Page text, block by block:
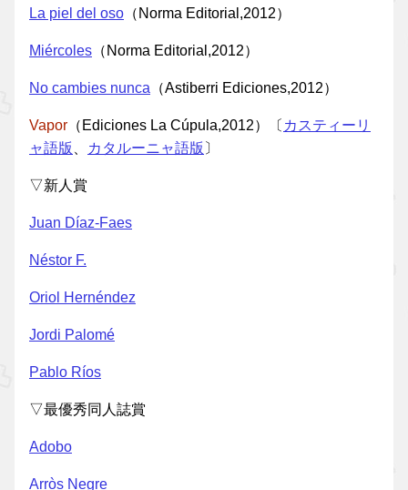
La piel del oso （Norma Editorial,2012）
Miércoles （Norma Editorial,2012）
No cambies nunca （Astiberri Ediciones,2012）
Vapor （Ediciones La Cúpula,2012）〔 カスティーリ
ャ語版
カタルーニャ語版 〕
▽新人賞
Juan Díaz-Faes
Néstor F.
Oriol Hernéndez
Jordi Palomé
Pablo Ríos
▽最優秀同人誌賞
Adobo
Arròs Negre